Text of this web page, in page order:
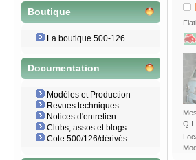
Boutique
La boutique 500-126
Documentation
Modèles et Production
Revues techniques
Notices d'entretien
Clubs, assos et blogs
Cote 500/126/dérivés